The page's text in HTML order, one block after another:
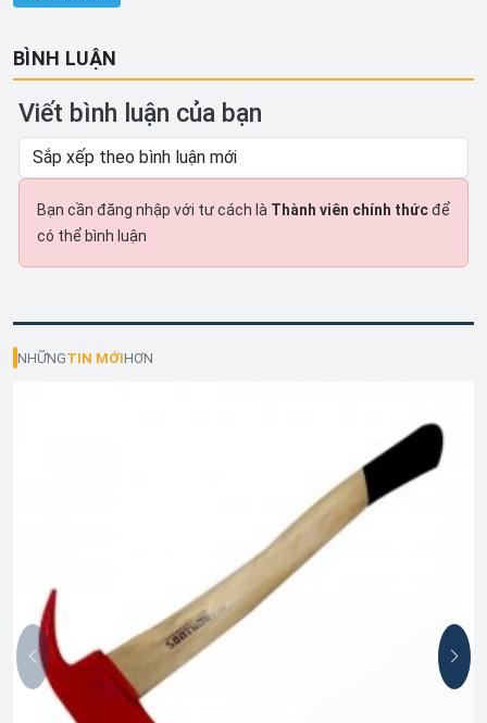
BÌNH LUẬN
Viết bình luận của bạn
Bạn cần đăng nhập với tư cách là Thành viên chính thứcđể
có thể bình luận
NHỮNGTIN MỚIHƠN